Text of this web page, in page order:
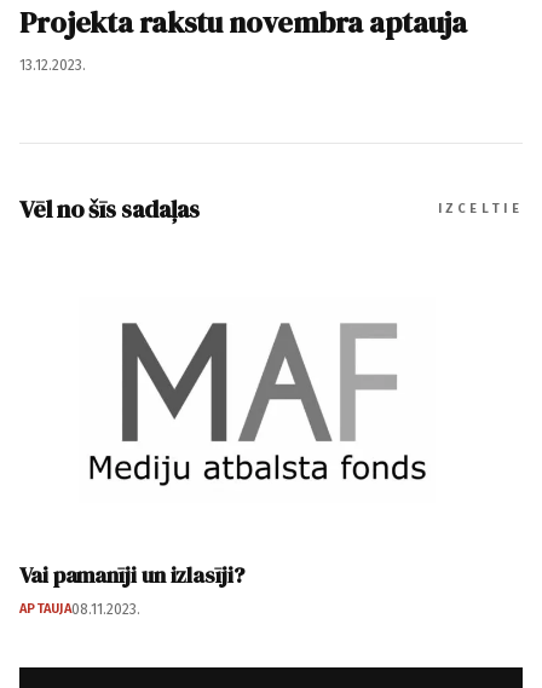
Projekta rakstu novembra aptauja
13.12.2023.
Vēl no šīs sadaļas IZCELTIE
Vai pamanīji un izlasīji?
APTAUJA08.11.2023.